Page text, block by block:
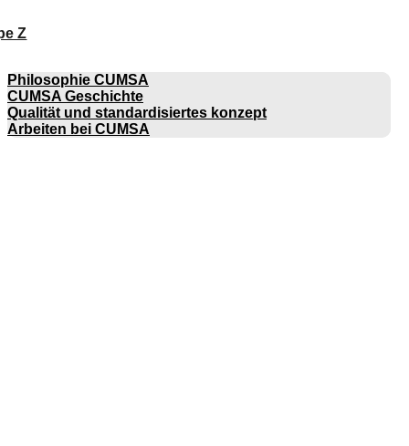
Z
Philosophie CUMSA
CUMSA Geschichte
Qualität und standardisiertes konzept
Arbeiten bei CUMSA